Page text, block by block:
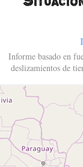
Informe basado en
deslizamientos de
Verano 2025: